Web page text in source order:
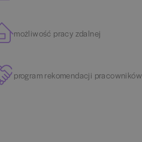
możliwość pracy zdalnej
program rekomendacji pracowników